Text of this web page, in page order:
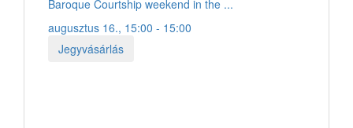
Baroque Courtship weekend in the ...
augusztus 16., 15:00 - 15:00
Jegyvásárlás